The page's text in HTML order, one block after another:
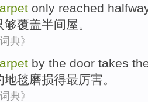
only reached
够覆盖半间屋。
典》
by the door takes
地毯磨损得最厉害。
典》